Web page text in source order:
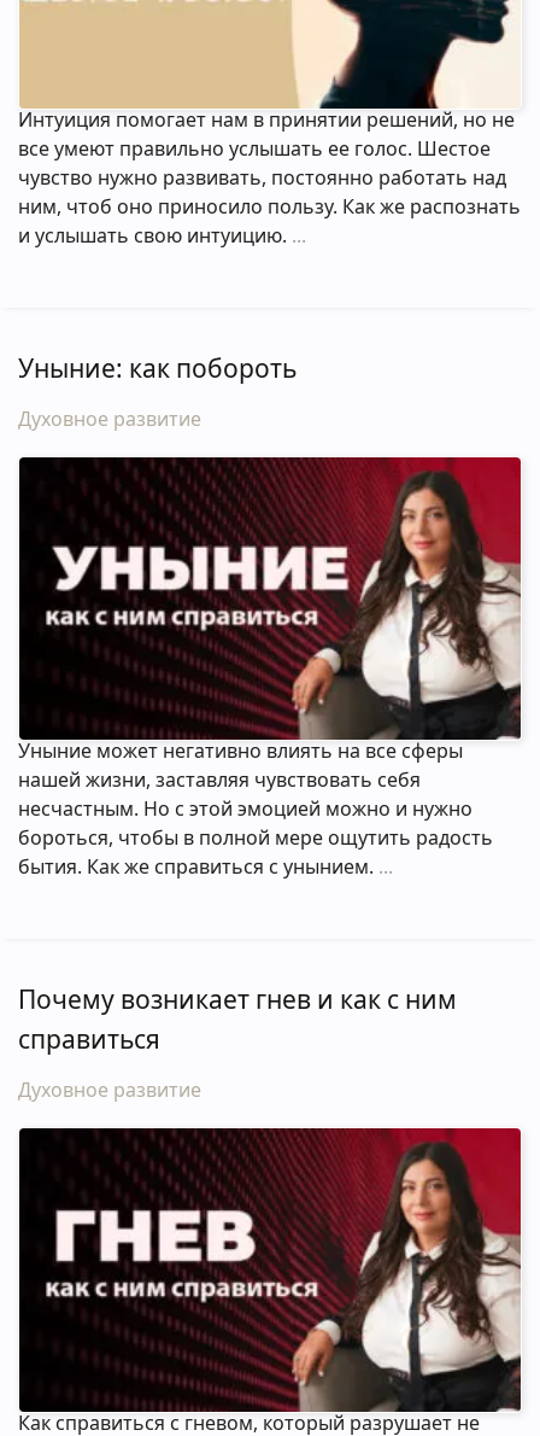
Интуиция помогает нам в принятии решений, но не
все умеют правильно услышать ее голос. Шестое
чувство нужно развивать, постоянно работать над
ним, чтоб оно приносило пользу. Как же распознать
и услышать свою интуицию.
Уныние: как побороть
Духовное развитие
Уныние может негативно влиять на все сферы
нашей жизни, заставляя чувствовать себя
несчастным. Но с этой эмоцией можно и нужно
бороться, чтобы в полной мере ощутить радость
бытия. Как же справиться с унынием.
Почему возникает гнев и как с ним
справиться
Духовное развитие
Как справиться с гневом, который разрушает не